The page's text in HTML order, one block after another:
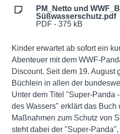
PM_Netto und
Süßwasserschutz.pdf
PDF - 375 kB
Kinder erwartet ab sofort ein
Abenteuer mit dem WWF-
Discount. Seit dem 19. August
Büchlein in allen der
Unter dem Titel "Super-Panda
des Wassers" erklärt das
Maßnahmen zum Schutz von
steht dabei der "Super-